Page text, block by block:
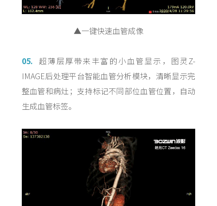
▲一键快速血管成像
05. 超薄层厚带来丰富的小血管显示，图灵Z-
IMAGE后处理平台智能血管分析模块，清晰显示完
整血管和病灶；支持标记不同部位血管位置，自动
生成血管标签。